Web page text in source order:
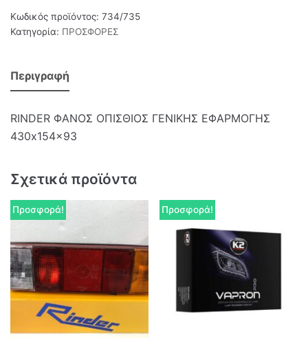
Κωδικός προϊόντος: 734/735
Κατηγορία: ΠΡΟΣΦΟΡΕΣ
Περιγραφή
RINDER ΦΑΝΟΣ ΟΠΙΣΘΙΟΣ ΓΕΝΙΚΗΣ ΕΦΑΡΜΟΓΗΣ
430x154x93
Σχετικά προϊόντα
Προσφορά! Προσφορά!